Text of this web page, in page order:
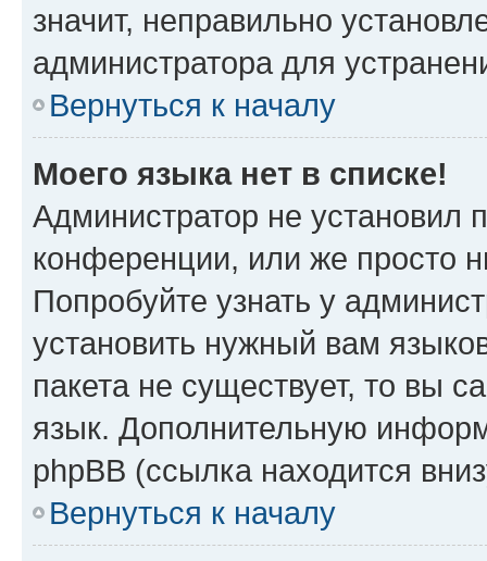
значит, неправильно
администратора для
Вернуться к началу
Моего языка нет в списке!
Администратор не установил
конференции, или же просто
Попробуйте узнать у
установить нужный вам
пакета не существует, то вы
язык. Дополнительную
phpBB (ссылка находится
Вернуться к началу